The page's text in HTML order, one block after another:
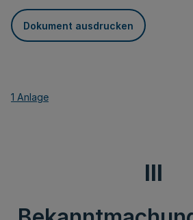
Dokument ausdrucken
1 Anlage
III